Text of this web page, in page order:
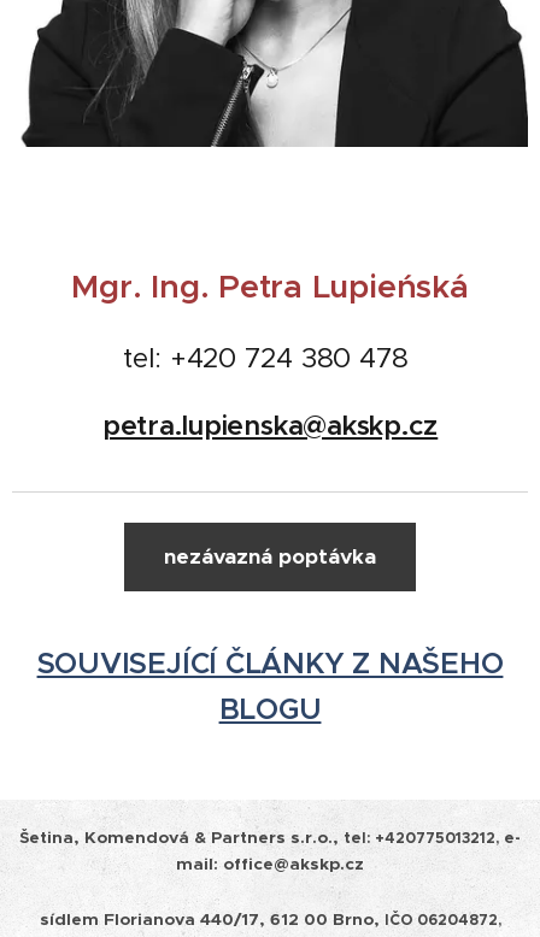
Mgr. Ing. Petra Lupieńská
tel: +420 724 380 478
petra.lupienska@akskp.cz
nezávazná poptávka
SOUVISEJÍCÍ ČLÁNKY Z NAŠEHO
BLOGU
Šetina, Komendová & Partners s.r.o., tel: +420775013212, e-
mail: office@akskp.cz
sídlem Florianova 440/17, 612 00 Brno, IČO 06204872,